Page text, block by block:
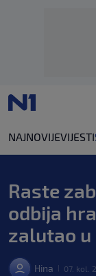
NAJNOVIJEVIJESTI
Raste
odbija
zalutao u
Hina 07. kol.